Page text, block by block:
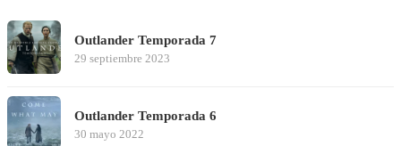
Outlander Temporada 7
29 septiembre 2023
Outlander Temporada 6
30 mayo 2022